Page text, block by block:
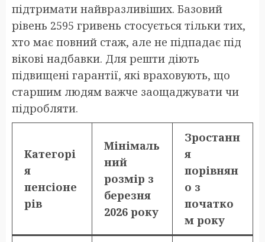
підтримати найвразливіших. Базовий
рівень 2595 гривень стосується тільки тих,
хто має повний стаж, але не підпадає під
вікові надбавки. Для решти діють
підвищені гарантії, які враховують, що
старшим людям важче заощаджувати чи
підробляти.
Категорі
я
пенсіоне
рів
Мінімаль
ний
розмір з
березня
2026 року
Зростанн
я
порівнян
о з
початко
м року